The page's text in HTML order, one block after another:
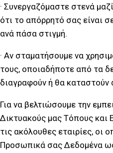
· Συνεργαζόμαστε στενά
ότι το απόρρητό σας είναι
ανά πάσα στιγμή.
· Αν σταματήσουμε να
τους, οποιαδήποτε από τα
διαγραφούν ή θα καταστούν
Για να βελτιώσουμε την
Δικτυακούς μας Τόπους και
τις ακόλουθες εταιρίες, οι
Προσωπικά σας Δεδομένα